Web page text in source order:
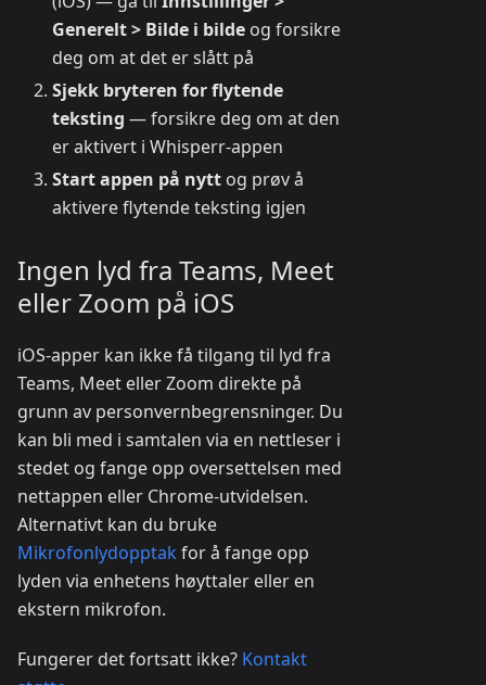
Generelt > Bilde i bilde og forsikre
deg om at det er slått på
Sjekk bryteren for flytende
teksting — forsikre deg om at den
er aktivert i Whisperr-appen
Start appen på nytt og prøv å
aktivere flytende teksting igjen
Ingen lyd fra Teams, Meet
eller Zoom på iOS
iOS-apper kan ikke få tilgang til lyd fra
Teams, Meet eller Zoom direkte på
grunn av personvernbegrensninger. Du
kan bli med i samtalen via en nettleser i
stedet og fange opp oversettelsen med
nettappen eller Chrome-utvidelsen.
Alternativt kan du bruke
Mikrofonlydopptakfor å fange opp
lyden via enhetens høyttaler eller en
ekstern mikrofon.
Fungerer det fortsatt ikke? Kontakt